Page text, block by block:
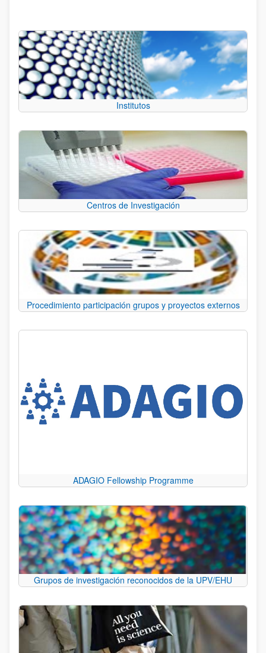
Institutos
Centros de Investigación
Procedimiento participación grupos y proyectos externos
ADAGIO Fellowship Programme
Grupos de investigación reconocidos de la UPV/EHU